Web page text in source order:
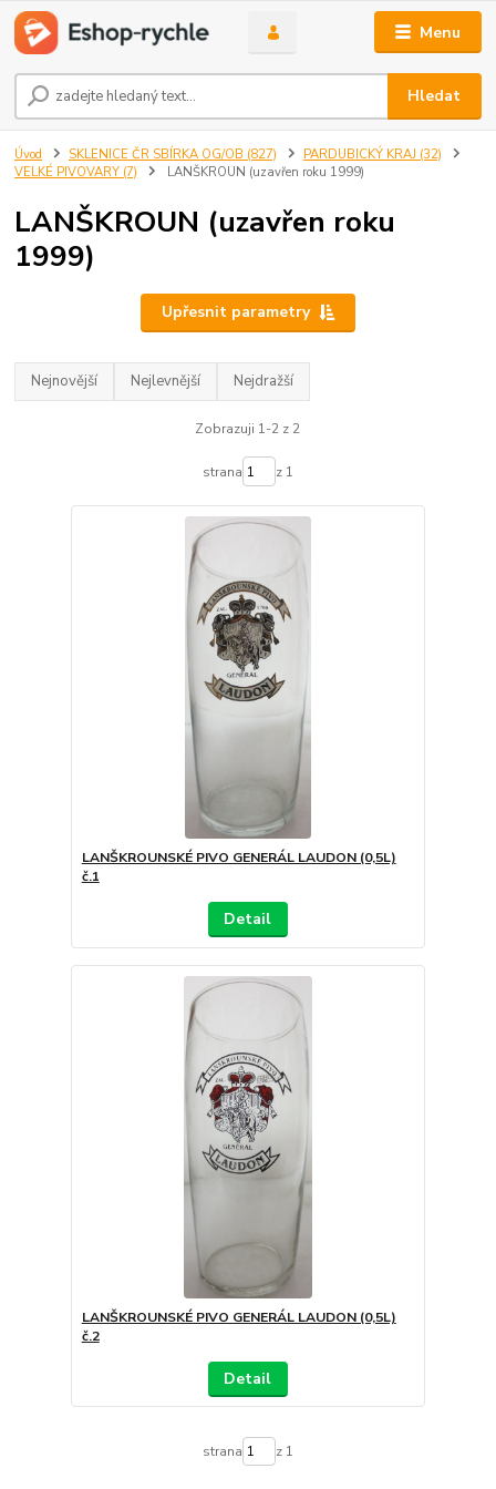
Menu
Hledat
Úvod SKLENICE ČR SBÍRKA OG/OB (827)
PARDUBICKÝ KRAJ (32)
VELKÉ PIVOVARY (7)
LANŠKROUN (uzavřen roku 1999)
LANŠKROUN (uzavřen roku
1999)
Upřesnit parametry
Nejnovější Nejlevnější Nejdražší
Zobrazuji 1-2 z 2
strana z 1
LANŠKROUNSKÉ PIVO GENERÁL LAUDON (0,5L)
č.1
Detail
LANŠKROUNSKÉ PIVO GENERÁL LAUDON (0,5L)
č.2
Detail
strana z 1